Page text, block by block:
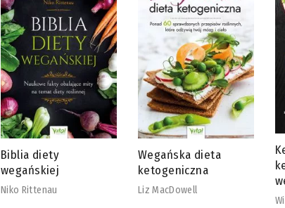
Wegańska dieta
ketogeniczna
Liz MacDowell
Ketotarianin – dieta
ketogeniczna dla
wegetarian